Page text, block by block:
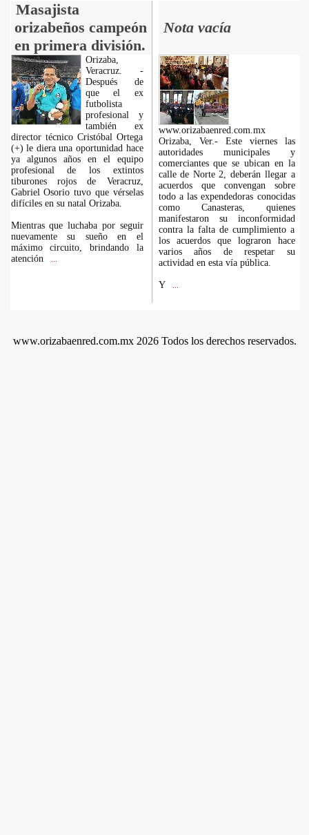
Masajista
orizabeños campeón
en primera división.
Nota vacía
Orizaba,
Veracruz. -
Después de
que el ex
futbolista
profesional y
también ex
director técnico Cristóbal Ortega
(+) le diera una oportunidad hace
ya algunos años en el equipo
profesional de los extintos
tiburones rojos de Veracruz,
Gabriel Osorio tuvo que vérselas
difíciles en su natal Orizaba.
Mientras que luchaba por seguir
nuevamente su sueño en el
máximo circuito, brindando la
atención
www.orizabaenred.com.mx
Orizaba, Ver.- Este viernes las
autoridades municipales y
comerciantes que se ubican en la
calle de Norte 2, deberán llegar a
acuerdos que convengan sobre
todo a las expendedoras conocidas
como Canasteras, quienes
manifestaron su inconformidad
contra la falta de cumplimiento a
los acuerdos que lograron hace
varios años de respetar su
actividad en esta vía pública.
Y
www.orizabaenred.com.mx 2026 Todos los derechos reservados.